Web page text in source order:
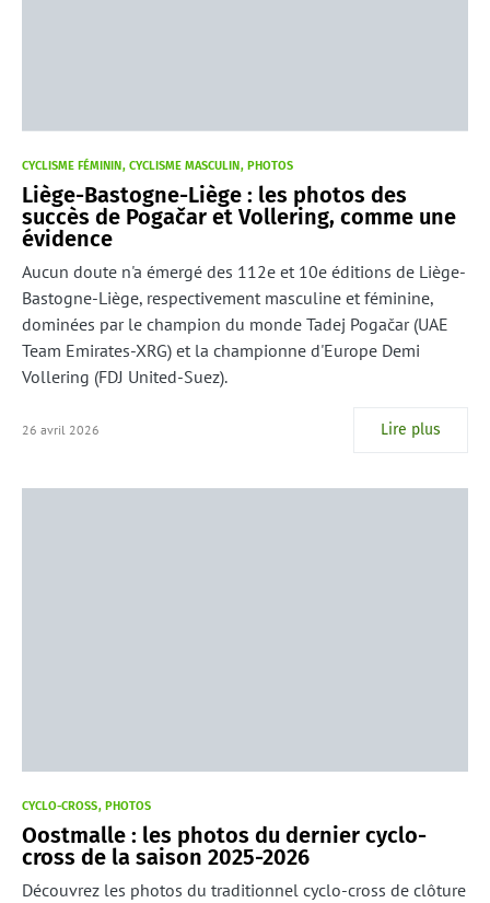
CYCLISME FÉMININ CYCLISME MASCULIN PHOTOS
Liège-Bastogne-Liège : les photos des
succès de Pogačar et Vollering, comme une
évidence
Aucun doute n'a émergé des 112e et 10e éditions de Liège-
Bastogne-Liège, respectivement masculine et féminine,
dominées par le champion du monde Tadej Pogačar (UAE
Team Emirates-XRG) et la championne d'Europe Demi
Vollering (FDJ United-Suez).
26 avril 2026 Lire plus
CYCLO-CROSS PHOTOS
Oostmalle : les photos du dernier cyclo-
cross de la saison 2025-2026
Découvrez les photos du traditionnel cyclo-cross de clôture